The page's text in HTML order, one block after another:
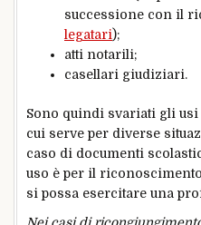
successione con il
legatari);
atti notarili;
casellari giudiziari.
Sono quindi svariati gli
cui serve per diverse
caso di documenti
uso è per il
si possa esercitare una